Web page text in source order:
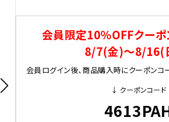
会員限定10％OFFクーポ
8/7(金)～8/16(
会員ログイン後、商品購入時にクーポンコ
↓ クーポンコー